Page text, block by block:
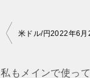
投
ナ
私もメインで使っ